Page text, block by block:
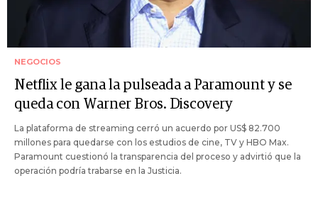
NEGOCIOS
Netflix le gana la pulseada a Paramount y se
queda con Warner Bros. Discovery
La plataforma de streaming cerró un acuerdo por US$ 82.700
millones para quedarse con los estudios de cine, TV y HBO Max.
Paramount cuestionó la transparencia del proceso y advirtió que la
operación podría trabarse en la Justicia.